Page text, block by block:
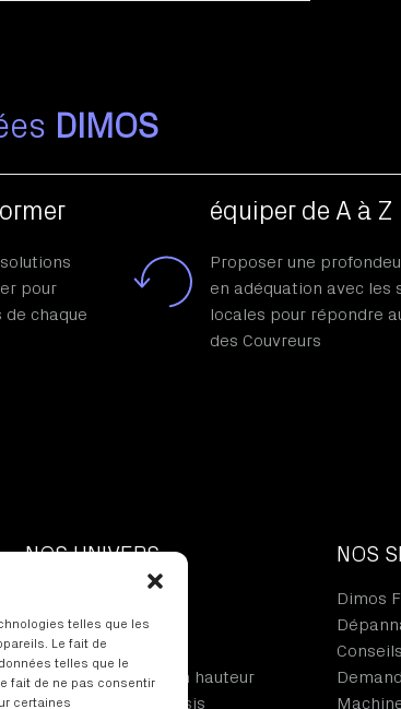
telles que les
Le fait de
telles que le
fait de ne pas consentir
certaines
DIMOS
pour
chaque
équiper de A à Z
Proposer une
en adéquation avec les
locales pour répondre
des Couvreurs
NOS UNIVERS
La pose de l’ardoise
La pose de la tuile
Sécurité et travail en hauteur
Ventilations et Châssis
NOS
Dimos